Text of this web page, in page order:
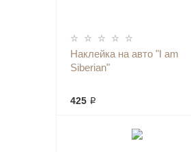
Наклейка на авто "I am
Siberian"
425 ₽